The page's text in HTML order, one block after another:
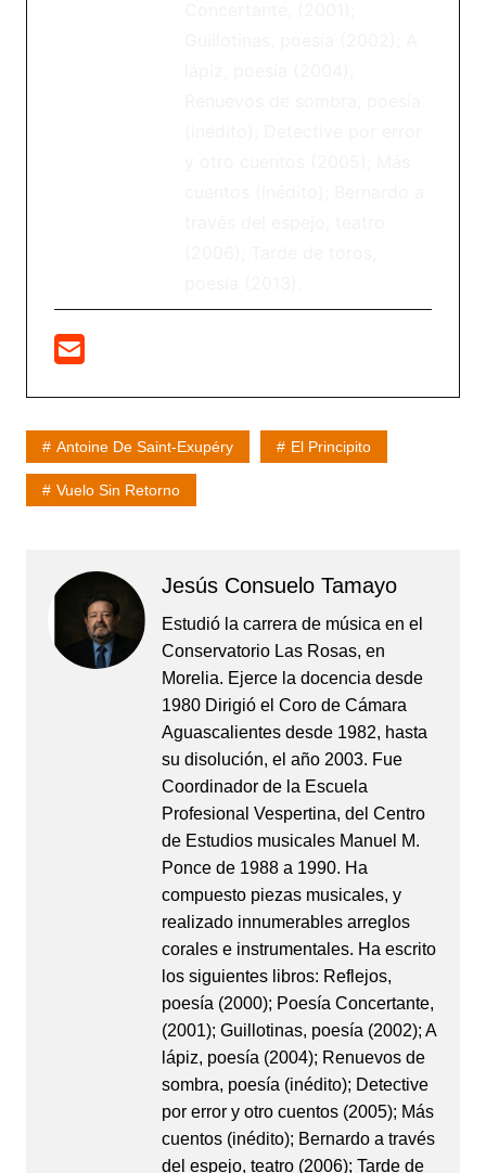
Antoine De Saint-Exupéry El Principito
Vuelo Sin Retorno
Jesús Consuelo Tamayo
Estudió la carrera de música en el
Conservatorio Las Rosas, en
Morelia. Ejerce la docencia desde
1980 Dirigió el Coro de Cámara
Aguascalientes desde 1982, hasta
su disolución, el año 2003. Fue
Coordinador de la Escuela
Profesional Vespertina, del Centro
de Estudios musicales Manuel M.
Ponce de 1988 a 1990. Ha
compuesto piezas musicales, y
realizado innumerables arreglos
corales e instrumentales. Ha escrito
los siguientes libros: Reflejos,
poesía (2000); Poesía Concertante,
(2001); Guillotinas, poesía (2002); A
lápiz, poesía (2004); Renuevos de
sombra, poesía (inédito); Detective
por error y otro cuentos (2005); Más
cuentos (inédito); Bernardo a través
del espejo, teatro (2006); Tarde de